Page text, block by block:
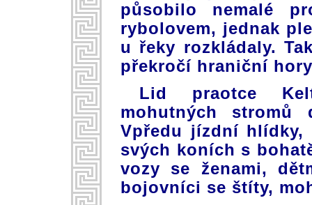
působilo nemalé
rybolovem, jednak
u řeky rozkládaly.
překročí hraniční
Lid praotce
mohutných stromů
Vpředu jízdní hlídky,
svých koních s
vozy se ženami,
bojovníci se štíty,